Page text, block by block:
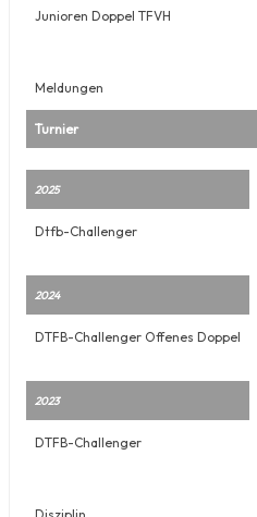
Junioren Doppel TFVH
Meldungen
Turnier
2025
Dtfb-Challenger
2024
DTFB-Challenger Offenes Doppel
2023
DTFB-Challenger